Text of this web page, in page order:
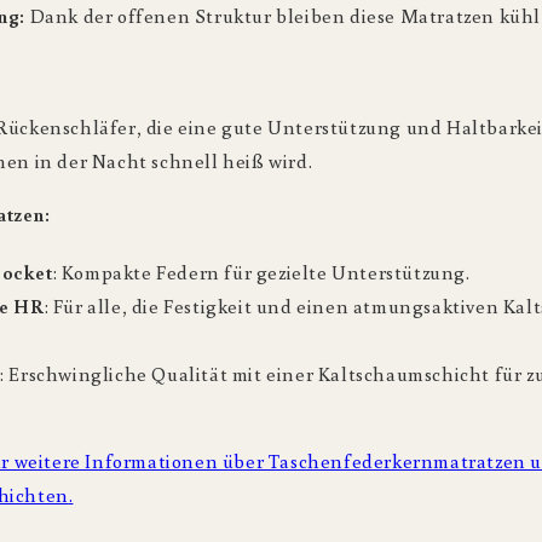
Dank der offenen Struktur bleiben diese Matratzen
die eine gute Unterstützung und
in der Nacht schnell heiß wird.
: Kompakte Federn für gezielte Unterstützung.
HR: Für alle, die Festigkeit und einen atmungsaktiven
: Erschwingliche Qualität mit einer Kaltschaumschicht für
weitere Informationen über Taschenfederkernmatratzen
.